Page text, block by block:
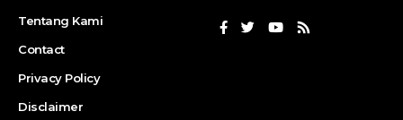
Tentang Kami
Contact
Privacy Policy
Disclaimer